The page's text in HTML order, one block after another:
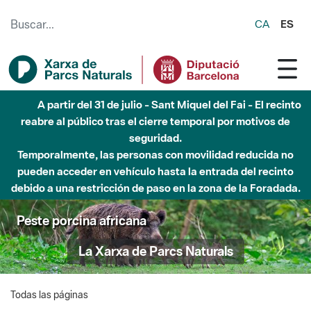
CA ES
A partir del 31 de julio - Sant Miquel del Fai - El recinto
reabre al público tras el cierre temporal por motivos de
seguridad.
Temporalmente, las personas con movilidad reducida no
pueden acceder en vehículo hasta la entrada del recinto
debido a una restricción de paso en la zona de la Foradada.
Peste porcina africana
La Xarxa de Parcs Naturals
Todas las páginas